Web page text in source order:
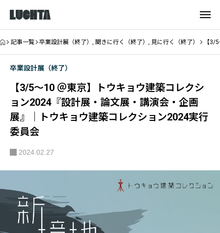
記事一覧 卒業設計展（終了）, 聞きに行く（終了）, 見に行く（終了） 【3/
卒業設計展（終了）
【3/5～10 ＠東京】トウキョウ建築コレクシ
ョン2024『設計展・論文展・講演会・企画
展』｜トウキョウ建築コレクション2024実行
委員会
2024.02.27